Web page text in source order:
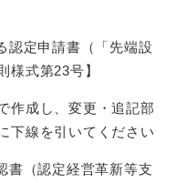
認定申請書（「先端設
様式第23号】
作成し、変更・追記部
下線を引いてください
書（認定経営革新等支